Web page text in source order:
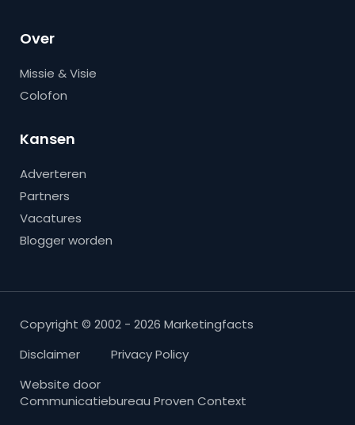
Over
Missie & Visie
Colofon
Kansen
Adverteren
Partners
Vacatures
Blogger worden
Copyright © 2002 - 2026 Marketingfacts
Disclaimer
Privacy Policy
Website door
Communicatiebureau Proven Context